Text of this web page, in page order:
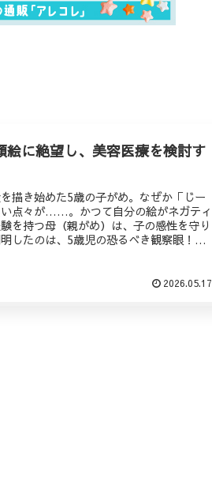
絵に絶望し、美容医療を検討す
描き始めた5歳の子がめ。なぜか「じー
い点々が……。かつて自分の絵がネガティ
を持つ母（親がめ）は、子の感性を守り
したのは、5歳児の恐るべき観察眼！孫
2026.05.17